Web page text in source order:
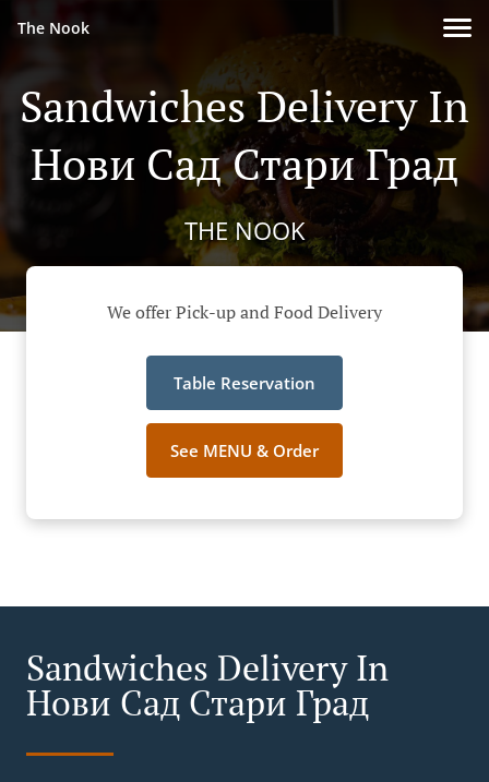
The Nook
Sandwiches Delivery In
Нови Сад Стари Град
THE NOOK
We offer Pick-up and Food Delivery
Table Reservation
See MENU & Order
Sandwiches Delivery In
Нови Сад Стари Град